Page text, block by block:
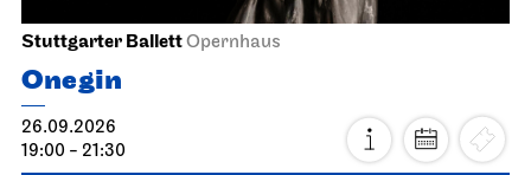
Stuttgarter BallettOpernhaus
Onegin
26.09.2026
19:00 - 21:30